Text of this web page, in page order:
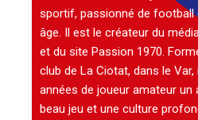
sportif, passionné de football
âge. Il est le créateur du
et du site Passion 1970.
club de La Ciotat, dans le
années de joueur amateur un
beau jeu et une culture